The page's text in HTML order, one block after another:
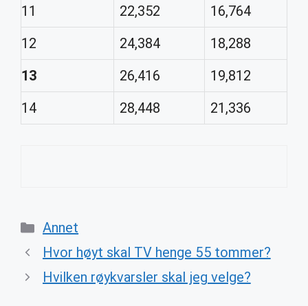
11
22,352
16,764
12
24,384
18,288
13
26,416
19,812
14
28,448 21,336
Categories
Annet
Hvor høyt skal TV henge 55 tommer?
Hvilken røykvarsler skal jeg velge?